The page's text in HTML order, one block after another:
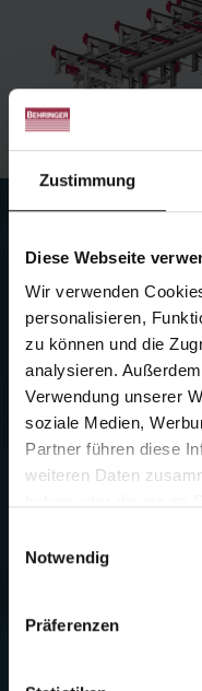
Zustimmung
Diese Webseite
Wir verwenden
personalisieren,
zu können und die
analysieren.
Verwendung unserer
soziale Medien,
Partner führen diese
weiteren Daten
Notwendig
Präferenzen
PRODUCTION
Des coupes
nouvelle